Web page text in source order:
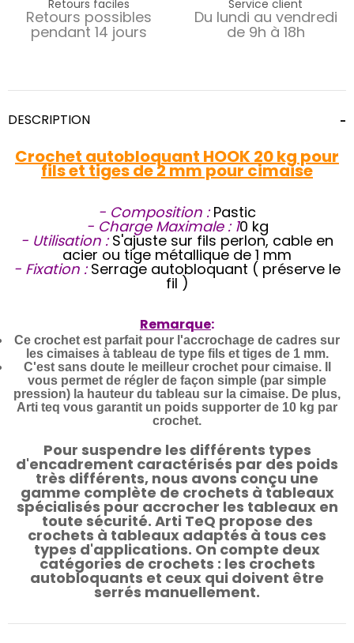
Retours faciles
Retours possibles
pendant 14 jours
Service client
Du lundi au vendredi
de 9h à 18h
DESCRIPTION
Crochet autobloquant HOOK 20 kg pour
fils et tiges de 2 mm pour cimaise
- Composition : Pastic
- Charge Maximale : 10 kg
- Utilisation : S'ajuste sur fils perlon, cable en
acier ou tige métallique de 1 mm
- Fixation : Serrage autobloquant ( préserve le
fil )
Remarque:
Ce crochet est parfait pour l'accrochage de cadres sur
les cimaises à tableau de type fils et tiges de 1 mm.
C'est sans doute le meilleur crochet pour cimaise. Il
vous permet de régler de façon simple (par simple
pression) la hauteur du tableau sur la cimaise. De plus,
Arti teq vous garantit un poids supporter de 10 kg par
crochet.
Pour suspendre les différents types
d'encadrement caractérisés par des poids
très différents, nous avons conçu une
gamme complète de crochets à tableaux
spécialisés pour accrocher les tableaux en
toute sécurité. Arti TeQ propose des
crochets à tableaux adaptés à tous ces
types d'applications. On compte deux
catégories de crochets : les crochets
autobloquants et ceux qui doivent être
serrés manuellement.